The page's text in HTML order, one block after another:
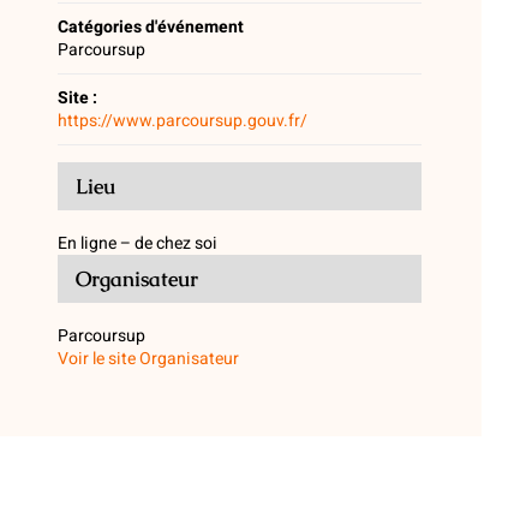
Catégories d'événement
Parcoursup
Site :
https://www.parcoursup.gouv.fr/
Lieu
En ligne – de chez soi
Organisateur
Parcoursup
Voir le site Organisateur